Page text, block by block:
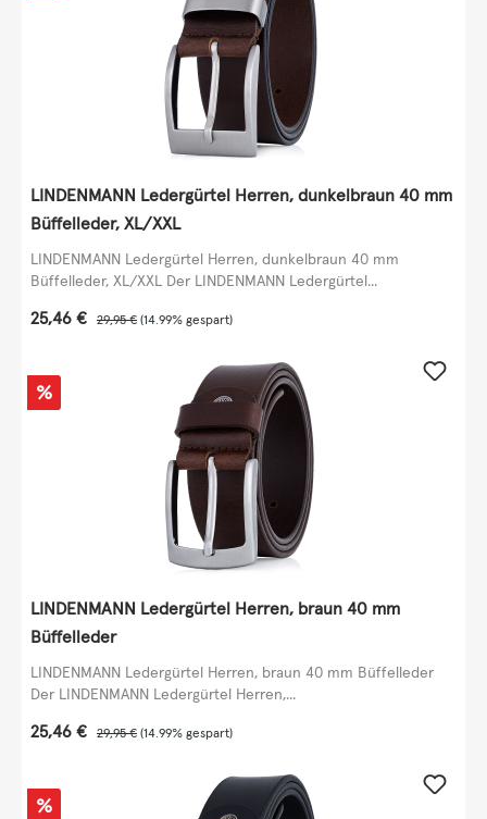
LINDENMANN Ledergürtel Herren, dunkelbraun 40 mm
Büffelleder, XL/XXL
LINDENMANN Ledergürtel Herren, dunkelbraun 40 mm
Büffelleder, XL/XXL Der LINDENMANN Ledergürtel...
Verkaufspreis:
25,46 € Regulärer Preis:
29,95 € (14.99% gespart)
Rabatt
%
LINDENMANN Ledergürtel Herren, braun 40 mm
Büffelleder
LINDENMANN Ledergürtel Herren, braun 40 mm Büffelleder
Der LINDENMANN Ledergürtel Herren,...
Verkaufspreis:
25,46 € Regulärer Preis:
29,95 € (14.99% gespart)
Rabatt
%